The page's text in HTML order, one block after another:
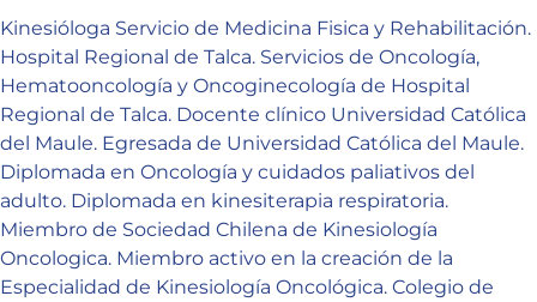
Kinesióloga Servicio de Medicina Fisica y Rehabilitación.
Hospital Regional de Talca. Servicios de Oncología,
Hematooncología y Oncoginecología de Hospital
Regional de Talca. Docente clínico Universidad Católica
del Maule. Egresada de Universidad Católica del Maule.
Diplomada en Oncología y cuidados paliativos del
adulto. Diplomada en kinesiterapia respiratoria.
Miembro de Sociedad Chilena de Kinesiología
Oncologica. Miembro activo en la creación de la
Especialidad de Kinesiología Oncológica. Colegio de